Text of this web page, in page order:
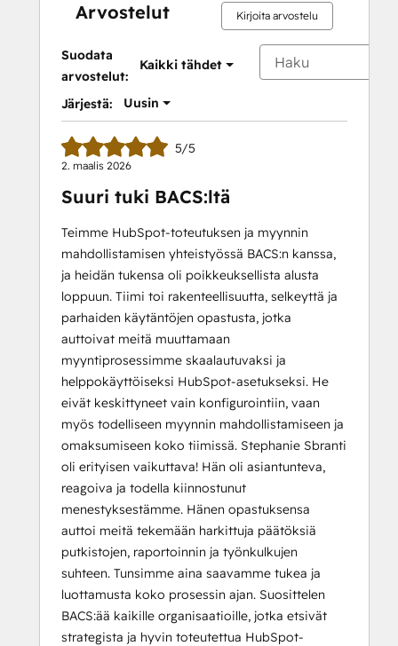
Arvostelut Kirjoita arvostelu
Suodata
arvostelut:
Kaikki tähdet
Järjestä: Uusin
5/5
2. maalis 2026
Suuri tuki BACS:ltä
Teimme HubSpot-toteutuksen ja myynnin
mahdollistamisen yhteistyössä BACS:n kanssa,
ja heidän tukensa oli poikkeuksellista alusta
loppuun. Tiimi toi rakenteellisuutta, selkeyttä ja
parhaiden käytäntöjen opastusta, jotka
auttoivat meitä muuttamaan
myyntiprosessimme skaalautuvaksi ja
helppokäyttöiseksi HubSpot-asetukseksi. He
eivät keskittyneet vain konfigurointiin, vaan
myös todelliseen myynnin mahdollistamiseen ja
omaksumiseen koko tiimissä. Stephanie Sbranti
oli erityisen vaikuttava! Hän oli asiantunteva,
reagoiva ja todella kiinnostunut
menestyksestämme. Hänen opastuksensa
auttoi meitä tekemään harkittuja päätöksiä
putkistojen, raportoinnin ja työnkulkujen
suhteen. Tunsimme aina saavamme tukea ja
luottamusta koko prosessin ajan. Suosittelen
BACS:ää kaikille organisaatioille, jotka etsivät
strategista ja hyvin toteutettua HubSpot-